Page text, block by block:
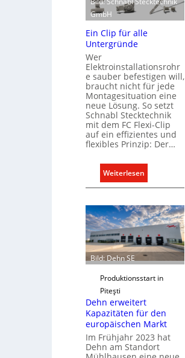
m
u
n
a
t
i
o
n
m
i
t
S
y
t
e
m
.
GmbH
Ein Clip für alle
Untergründe
Wer
Elektroinstallationsrohr
e sauber befestigen will,
braucht nicht für jede
Montagesituation eine
neue Lösung. So setzt
Schnabl Stecktechnik
mit dem FC Flexi-Clip
auf ein effizientes und
flexibles Prinzip: Der…
Weiterlesen:
E
n
C
l
i
p
r
a
l
l
e
Bild: Dehn SE
Produktionsstart in
Piteşti
Dehn erweitert
Kapazitäten für den
europäischen Markt
Im Frühjahr 2023 hat
Dehn am Standort